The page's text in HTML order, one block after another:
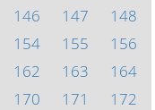
146 147
148
154 155
156
162 163
164
170 171
172